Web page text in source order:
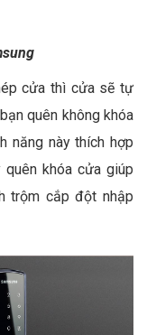
cửa thì cửa sẽ tự
quên không khóa
năng này thích hợp
khóa cửa giúp
trộm cắp đột nhập